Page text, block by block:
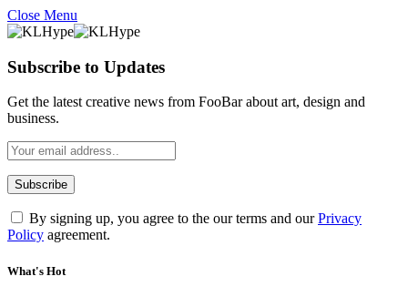
Close Menu
Subscribe to Updates
Get the latest creative news from FooBar about art, design and
business.
By signing up, you agree to the our terms and ourPrivacy
Policy agreement.
What's Hot